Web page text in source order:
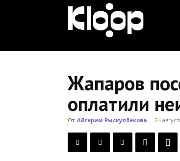
Жапаров
оплатили
От Айгерим Рыскулбекова - 24